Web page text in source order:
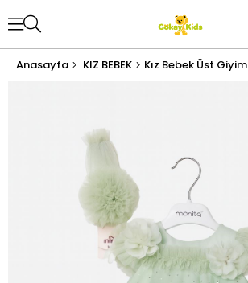
Anasayfa KIZ BEBEK Kız Bebek Üst Giyim